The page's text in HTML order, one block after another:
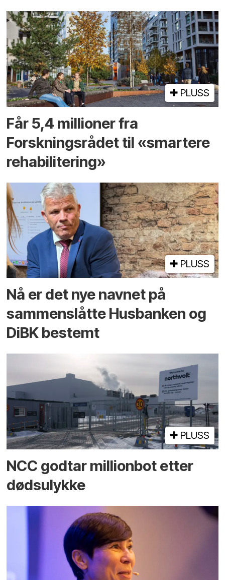
PLUSS
Får 5,4 millioner fra
Forskningsrådet til «smartere
rehabilitering»
PLUSS
Nå er det nye navnet på
sammenslåtte Husbanken og
DiBK bestemt
PLUSS
NCC godtar millionbot etter
dødsulykke